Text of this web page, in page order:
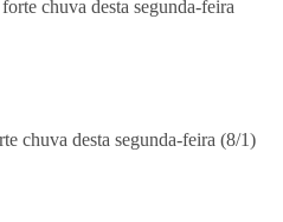
chuva desta segunda-feira (8/1)